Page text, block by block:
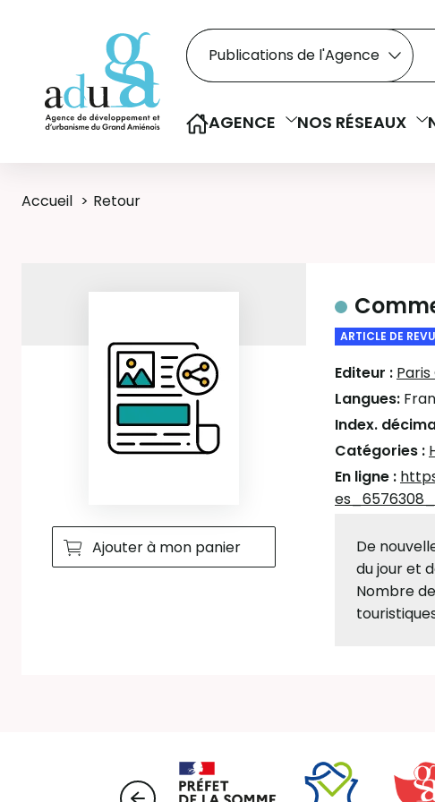
Rechercher dans le
Recherche
Sélectionner le type de la
AGENCE NOS RÉSEAUX
Accueil Retour
Ajouter à mon panier
ARTICLE DE
Editeur : Paris
Langues:
Index.
Catégories :
En ligne :
De
du jour et
Nombre